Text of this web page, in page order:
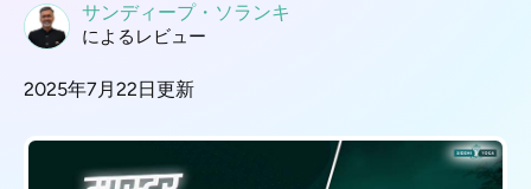
サンディープ・ソランキ
によるレビュー
2025年7月22日更新